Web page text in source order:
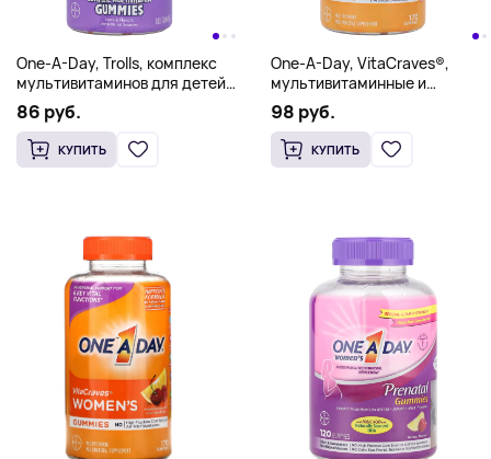
One-A-Day, Trolls, комплекс
мультивитаминов для детей,
180 жевательных таблеток
86 руб.
КУПИТЬ
One-A-Day, VitaCraves®,
мультивитаминные и
мультиминеральные
жевательные таблетки для
женщин, 170 жевательных
таблеток
98 руб.
КУПИТЬ